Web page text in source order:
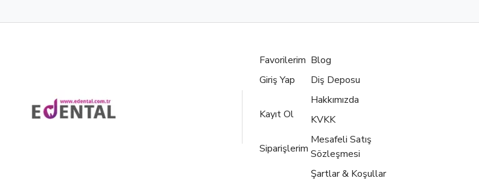
Favorilerim
Giriş Yap
Kayıt Ol
Siparişlerim
Blog
Diş Deposu
Hakkımızda
KVKK
Mesafeli Satış
Sözleşmesi
Şartlar & Koşullar